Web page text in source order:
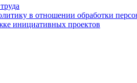
в отношении обработки
инициативных проектов